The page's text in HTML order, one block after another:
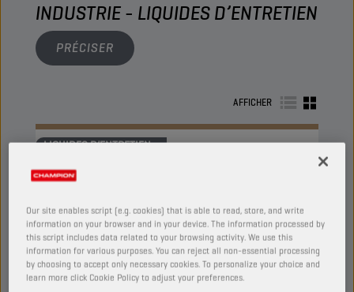
INDUSTRIE - LIQUIDES D’ENTRETIEN
PRÉCISER
AFFICHER
LIQUIDES D’ENTRETIEN
Our site enables script (e.g. cookies) that is able to read, store, and write
information on your browser and in your device. The information processed by
this script includes data related to your browsing activity. We use this
information for various purposes. You can reject all non-essential processing
by choosing to accept only necessary cookies. To personalize your choice and
learn more click Cookie Policy to adjust your preferences.